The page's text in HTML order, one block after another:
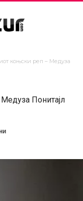
коњски реп – Медуза
Понитајл